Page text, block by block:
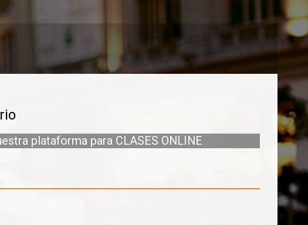
plataforma para CLASES ONLINE